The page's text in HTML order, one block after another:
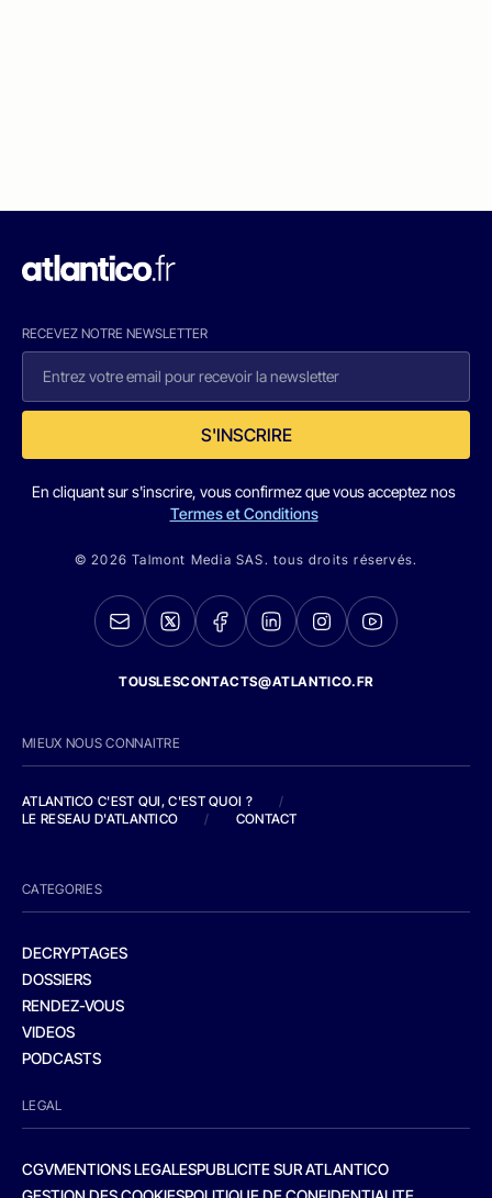
RECEVEZ NOTRE NEWSLETTER
S'INSCRIRE
En cliquant sur s'inscrire, vous confirmez que vous acceptez nos
Termes et Conditions
© 2026 Talmont Media SAS. tous droits réservés.
TOUSLESCONTACTS@ATLANTICO.FR
MIEUX NOUS CONNAITRE
ATLANTICO C'EST QUI, C'EST QUOI ?
/
LE RESEAU D'ATLANTICO
/ CONTACT
CATEGORIES
DECRYPTAGES
DOSSIERS
RENDEZ-VOUS
VIDEOS
PODCASTS
LEGAL
CGVMENTIONS LEGALESPUBLICITE SUR ATLANTICO